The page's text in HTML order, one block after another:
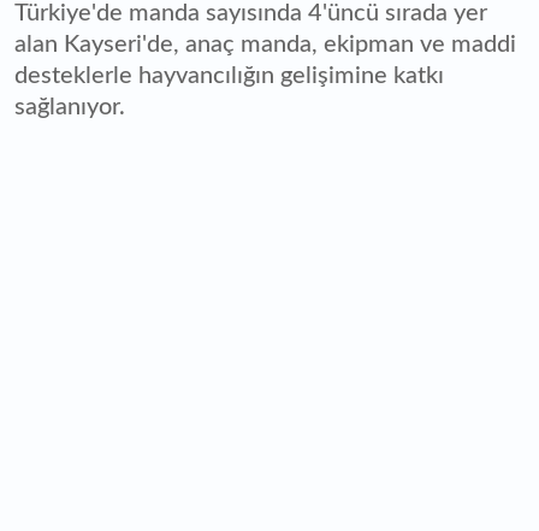
Türkiye'de manda sayısında 4'üncü sırada yer
alan Kayseri'de, anaç manda, ekipman ve maddi
desteklerle hayvancılığın gelişimine katkı
sağlanıyor.